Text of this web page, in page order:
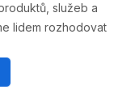
služeb a
lidem rozhodovat